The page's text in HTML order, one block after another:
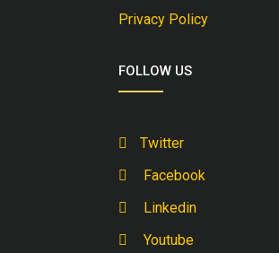
Privacy Policy
FOLLOW US
Twitter
Facebook
Linkedin
Youtube